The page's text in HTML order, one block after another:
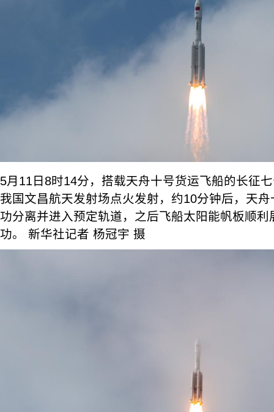
5月11日8时14分，搭载天舟十号货运飞船的长征
我国文昌航天发射场点火发射，约10分钟后，天
功分离并进入预定轨道，之后飞船太阳能帆板顺
功。 新华社记者 杨冠宇 摄